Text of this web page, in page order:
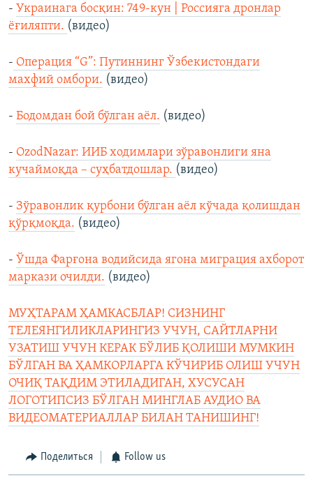
- Украинага босқин: 749-кун | Россияга дронлар
ёғиляпти. (видео)
- Операция “G”: Путиннинг Ўзбекистондаги
махфий омбори. (видео)
- Бодомдан бой бўлган аёл. (видео)
- OzodNazar: ИИБ ходимлари зўравонлиги яна
кучаймоқда – суҳбатдошлар. (видео)
- Зўравонлик қурбони бўлган аёл кўчада қолишдан
қўрқмоқда. (видео)
- Ўшда Фарғона водийсида ягона миграция ахборот
маркази очилди. (видео)
МУҲТАРАМ ҲАМКАСБЛАР! СИЗНИНГ
ТЕЛЕЯНГИЛИКЛАРИНГИЗ УЧУН, САЙТЛАРНИ
УЗАТИШ УЧУН КЕРАК БЎЛИБ ҚОЛИШИ МУМКИН
БЎЛГАН ВА ҲАМКОРЛАРГА КЎЧИРИБ ОЛИШ УЧУН
ОЧИҚ ТАҚДИМ ЭТИЛАДИГАН, ХУСУСАН
ЛОГОТИПСИЗ БЎЛГАН МИНГЛАБ АУДИО ВА
ВИДЕОМАТЕРИАЛЛАР БИЛАН ТАНИШИНГ!
Поделиться Follow us